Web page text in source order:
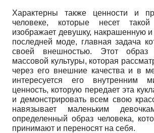
Характерны также ценности и
человеке, которые несет
изображает девушку, накрашенную
последней моде, главная задача
своей внешностью. Этот
массовой культуры, которая
через его внешние качества и в
интересуется его внутренним
ценность, которую передает эта
и демонстрировать всем свою
навязывает маленьким
определенный образ человека,
принимают и переносят на себя.